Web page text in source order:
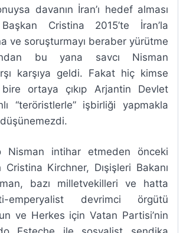
davanın İran’ı hedef alması
Cristina 2015’te İran’la
ve soruşturmayı beraber yürütme
bu yana savcı Nisman
karşıya geldi. Fakat hiç kimse
ortaya çıkıp Arjantin Devlet
“teröristlerle” işbirliği yapmakla
düşünemezdi.
Nisman intihar etmeden önceki
Kirchner, Dışişleri Bakanı
bazı milletvekilleri ve hatta
emperyalist devrimci örgütü
ve Herkes için Vatan Partisi’nin